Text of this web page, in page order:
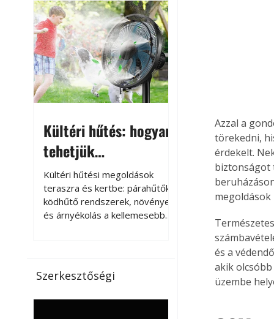
megközelítheti. Ez nemcsak a
beszállást teszi kellemetlenné,
hanem az autó állapotára és a
benne hagyott tárgyakra is
káros hatással lehet. Néhány
egyszerű óvintézkedéssel
azonban jelentősen
csökkenthetjük a hőség káros
Kültéri hűtés: hogyan
tehetjük
kellemesebbé a
teraszt és a kertet?
Kültéri hűtési megoldások
teraszra és kertbe: párahűtők,
ködhűtő rendszerek, növények
és árnyékolás a kellemesebb
jelentőséget kapott, ahogy a
nyári hőhullámok gyakoribbá és
Szerkesztőségi
Azzal a
törekedni,
érdekelt.
biztonságot
megoldások
és a
akik
üzembe